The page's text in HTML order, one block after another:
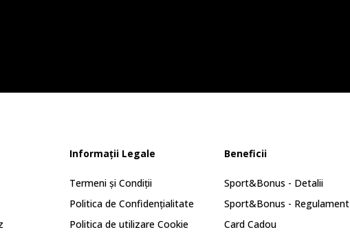
Informații Legale
Termeni și Condiții
Politica de Confidențialitate
Politica de utilizare Cookie
Beneficii
Sport&Bonus - Detalii
Sport&Bonus - Regulament
Card Cadou